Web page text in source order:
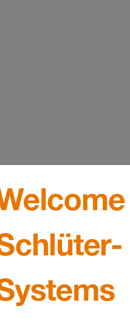
inossidabile per lo scarico
assicura una perfetta
Manutenzione e cura